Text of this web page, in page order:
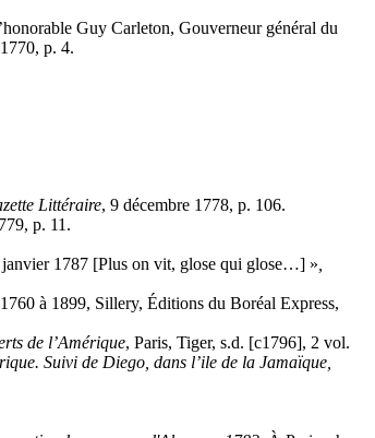
Guy Carleton, Gouverneur général du
p. 4.
Littéraire, 9 décembre 1778, p. 106.
p. 11.
janvier 1787 [Plus on vit, glose qui glose…] »
à 1899, Sillery, Éditions du Boréal Express,
de l’Amérique, Paris, Tiger, s.d. [c1796], 2 vol.
Suivi de Diego, dans l’ile de la Jamaïque,